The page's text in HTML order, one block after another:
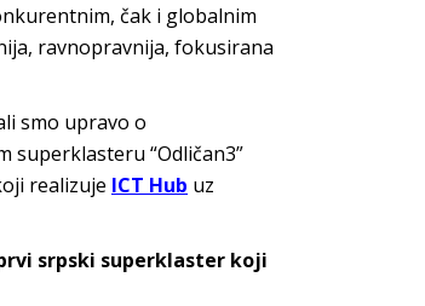
čak i globalnim
ravnopravnija, fokusirana
smo upravo o
superklasteru “Odličan3”
realizuje ICT Hub uz
srpski superklaster koji